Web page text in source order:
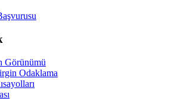
Görünümü
Odaklama